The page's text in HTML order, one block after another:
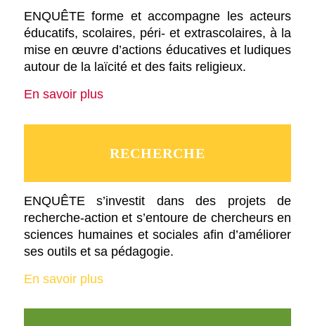
ENQUÊTE forme et accompagne les acteurs
éducatifs, scolaires, péri- et extrascolaires, à la
mise en œuvre d’actions éducatives et ludiques
autour de la laïcité et des faits religieux.
En savoir plus
RECHERCHE
ENQUÊTE s’investit dans des projets de
recherche-action et s’entoure de chercheurs en
sciences humaines et sociales afin d’améliorer
ses outils et sa pédagogie.
En savoir plus